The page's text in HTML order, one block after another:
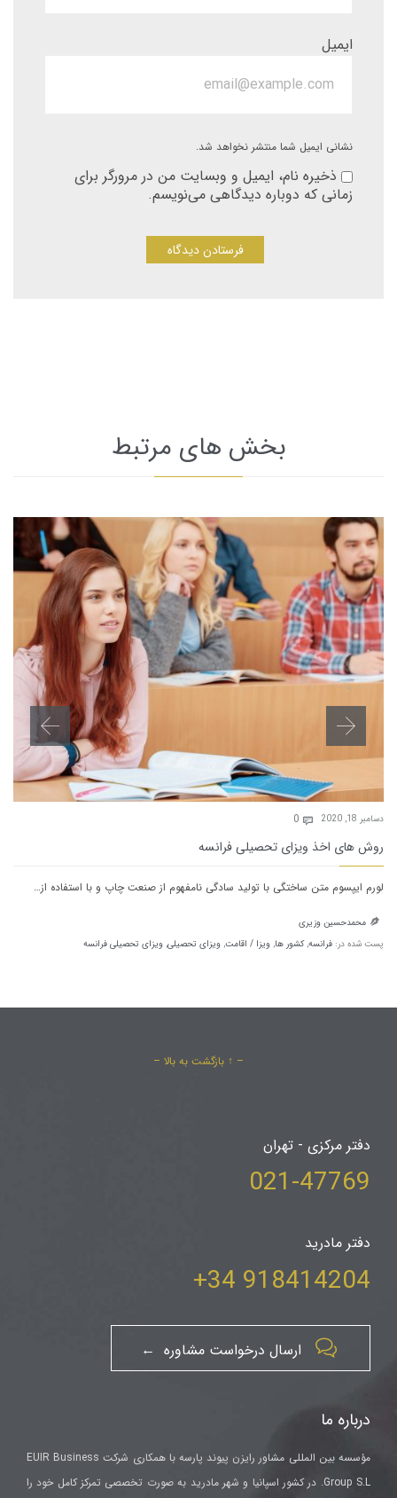
ایمیل
نشانی ایمیل شما منتشر نخواهد شد.
ذخیره نام، ایمیل و وبسایت من در مرورگر برای
زمانی که دوباره دیدگاهی می‌نویسم.
بخش های مرتبط
دسامبر 18, 2020 
0
روش های اخذ ویزای تحصیلی فرانسه
لورم ایپسوم متن ساختگی با تولید سادگی نامفهوم از صنعت چاپ و با استفاده از…
 محمدحسین وزیری
پست شده در: فرانسه,کشور ها, ویزا / اقامت, ویزای تحصیلی, ویزای تحصیلی فرانسه
– ↑ بازگشت به بالا –
دفتر مرکزی - تهران
021-47769
دفتر مادرید
918414204 34+
 ارسال درخواست مشاوره ←
درباره ما
مؤسسه بین المللی مشاور رایزن پیوند پارسه با همکاری شرکت EUIR Business
Group S.L. در کشور اسپانیا و شهر مادرید به صورت تخصصی تمرکز کامل خود را